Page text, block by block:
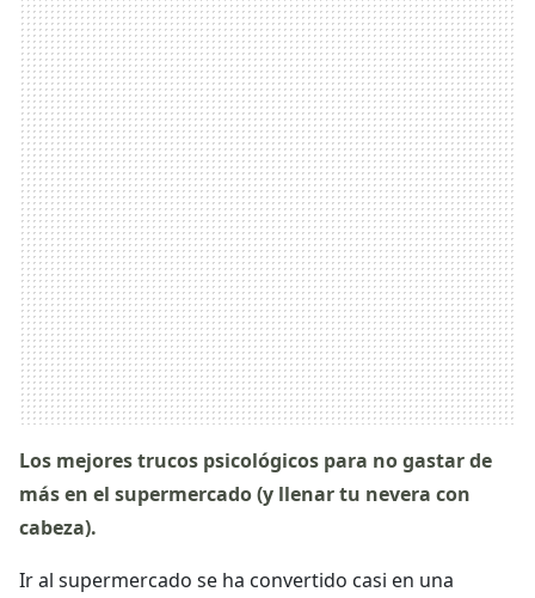
Los mejores trucos psicológicos para no gastar de
más en el supermercado (y llenar tu nevera con
cabeza).
Ir al supermercado se ha convertido casi en una